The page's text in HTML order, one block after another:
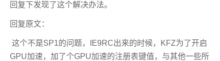
回复下发现了这个解决办法。
回复原文：
这个不是SP1的问题，IE9RC出来的时候，KFZ为了开启
GPU加速，加了个GPU加速的注册表键值，与其他一些所